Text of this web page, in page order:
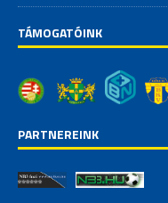
TÁMOGATÓINK
PARTNEREINK